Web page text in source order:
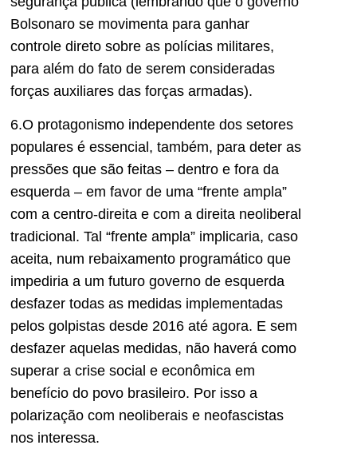
Bolsonaro se movimenta para ganhar
controle direto sobre as polícias militares,
para além do fato de serem consideradas
forças auxiliares das forças armadas).
6.O protagonismo independente dos setores
populares é essencial, também, para deter as
pressões que são feitas – dentro e fora da
esquerda – em favor de uma “frente ampla”
com a centro-direita e com a direita neoliberal
tradicional. Tal “frente ampla” implicaria, caso
aceita, num rebaixamento programático que
impediria a um futuro governo de esquerda
desfazer todas as medidas implementadas
pelos golpistas desde 2016 até agora. E sem
desfazer aquelas medidas, não haverá como
superar a crise social e econômica em
benefício do povo brasileiro. Por isso a
polarização com neoliberais e neofascistas
nos interessa.